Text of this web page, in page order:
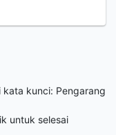
kata kunci: Pengarang
untuk selesai